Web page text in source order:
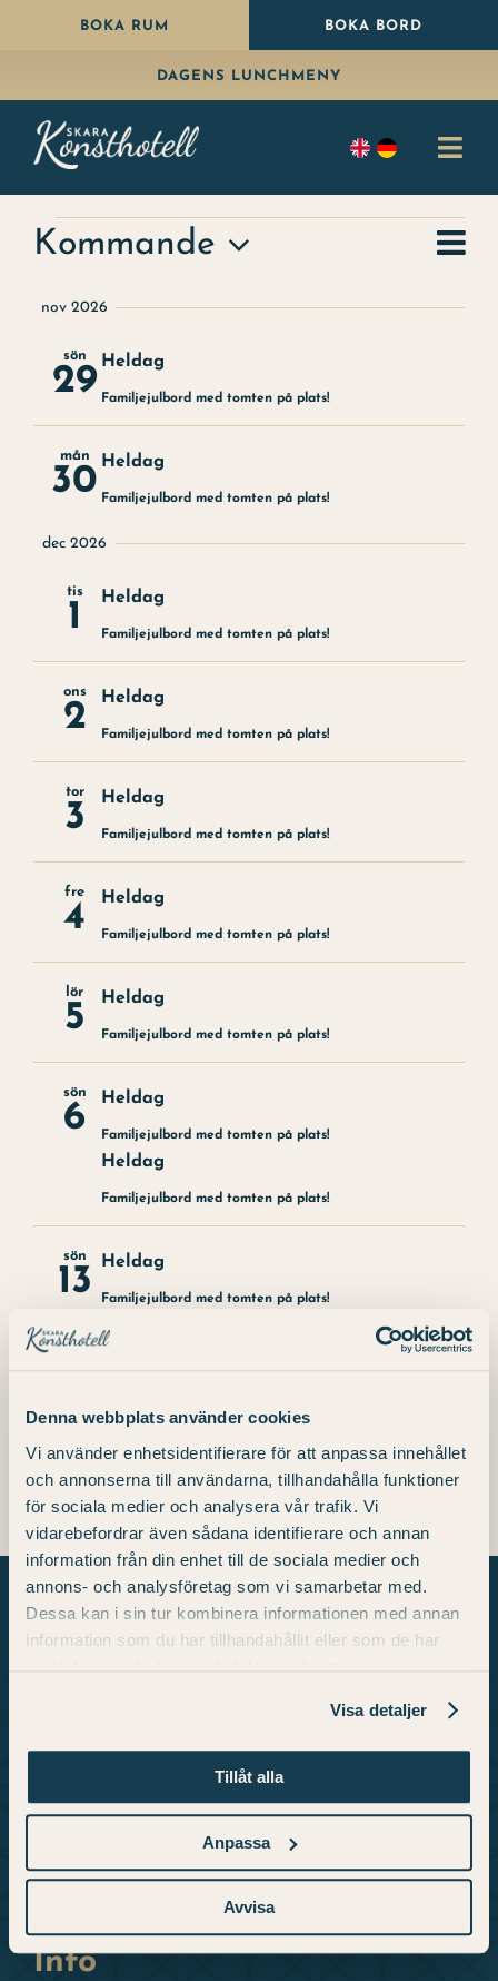
Denna webbplats använder cookies
Vi använder enhetsidentifierare för att anpassa innehållet
och annonserna till användarna, tillhandahålla funktioner
för sociala medier och analysera vår trafik. Vi
vidarebefordrar även sådana identifierare och annan
information från din enhet till de sociala medier och
annons- och analysföretag som vi samarbetar med.
Dessa kan i sin tur kombinera informationen med annan
information som du har tillhandahållit eller som de har
Visa detaljer
Tillåt alla
Anpassa
Avvisa
BOKA RUM BOKA BORD
DAGENS LUNCHMENY
Fira
Konferens
Konst
Om hotellet
Evenemang
Vy-
Kommande
datum
nov 2026
sön
29 Heldag
Familjejulbord med tomten på plats!
mån
30 Heldag
Familjejulbord med tomten på plats!
dec 2026
tis
1 Heldag
Familjejulbord med tomten på plats!
ons
2 Heldag
Familjejulbord med tomten på plats!
tor
3 Heldag
Familjejulbord med tomten på plats!
fre
4 Heldag
Familjejulbord med tomten på plats!
lör
5 Heldag
Familjejulbord med tomten på plats!
sön
6 Heldag
Familjejulbord med tomten på plats!
Heldag
Familjejulbord med tomten på plats!
sön
13 Heldag
Familjejulbord med tomten på plats!
Evenemang
Vi är ett unikt konsthotell i Skara med verk
från några av Sveriges mest kända konstnärer.
Här hittar du plats för upplevelser och
beundran med 98 hotellrum, restaurang, gym
och konsthall.
Info